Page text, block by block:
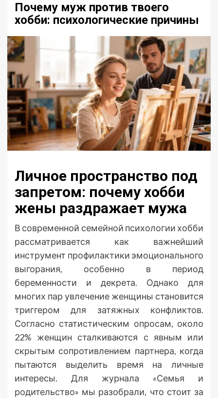
Почему муж против твоего
хобби: психологические причины
Личное пространство под
запретом: почему хобби
жены раздражает мужа
В современной семейной психологии хобби
рассматривается как важнейший
инструмент профилактики эмоционального
выгорания, особенно в период
беременности и декрета. Однако для
многих пар увлечение женщины становится
триггером для затяжных конфликтов.
Согласно статистическим опросам, около
22% женщин сталкиваются с явным или
скрытым сопротивлением партнера, когда
пытаются выделить время на личные
интересы. Для журнала «Семья и
родительство» мы разобрали, что стоит за